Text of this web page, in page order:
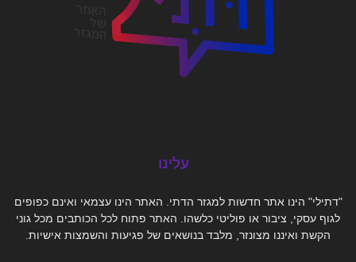
עלינו
"דתילי" הינו אתר חדשות למגזר הדתי. האתר הינו עצמאי ואינם כפופים
לגוף עסקי, ציבור או פוליטי כלשהו. האתר פתוח לכל הכותבים מכל גוני
הקשת ואיננו מצונזר, מלבד בנושאים של פגיעות והשמצות אישיות.